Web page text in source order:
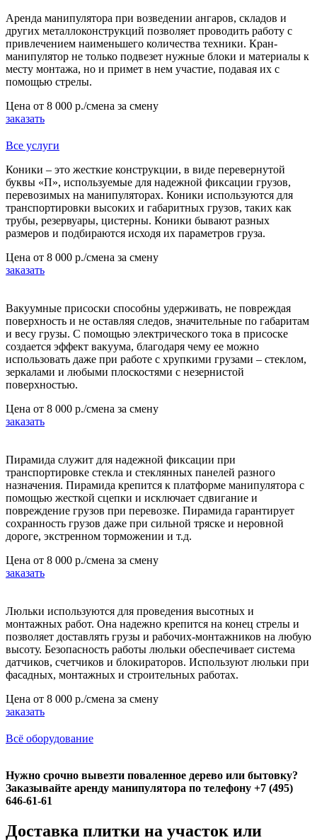
Аренда манипулятора при возведении ангаров, складов и
других металлоконструкций позволяет проводить работу с
привлечением наименьшего количества техники. Кран-
манипулятор не только подвезет нужные блоки и материалы к
месту монтажа, но и примет в нем участие, подавая их с
помощью стрелы.
Цена от 8 000 р./смена за смену
заказать
Все услуги
Коники – это жесткие конструкции, в виде перевернутой
буквы «П», используемые для надежной фиксации грузов,
перевозимых на манипуляторах. Коники используются для
транспортировки высоких и габаритных грузов, таких как
трубы, резервуары, цистерны. Коники бывают разных
размеров и подбираются исходя их параметров груза.
Цена от 8 000 р./смена за смену
заказать
Вакуумные присоски способны удерживать, не повреждая
поверхность и не оставляя следов, значительные по габаритам
и весу грузы. С помощью электрического тока в присоске
создается эффект вакуума, благодаря чему ее можно
использовать даже при работе с хрупкими грузами – стеклом,
зеркалами и любыми плоскостями с незернистой
поверхностью.
Цена от 8 000 р./смена за смену
заказать
Пирамида служит для надежной фиксации при
транспортировке стекла и стеклянных панелей разного
назначения. Пирамида крепится к платформе манипулятора с
помощью жесткой сцепки и исключает сдвигание и
повреждение грузов при перевозке. Пирамида гарантирует
сохранность грузов даже при сильной тряске и неровной
дороге, экстренном торможении и т.д.
Цена от 8 000 р./смена за смену
заказать
Люльки используются для проведения высотных и
монтажных работ. Она надежно крепится на конец стрелы и
позволяет доставлять грузы и рабочих-монтажников на любую
высоту. Безопасность работы люльки обеспечивает система
датчиков, счетчиков и блокираторов. Используют люльки при
фасадных, монтажных и строительных работах.
Цена от 8 000 р./смена за смену
заказать
Всё оборудование
Нужно срочно вывезти поваленное дерево или бытовку?
Заказывайте аренду манипулятора по телефону +7 (495)
646-61-61
Доставка плитки на участок или